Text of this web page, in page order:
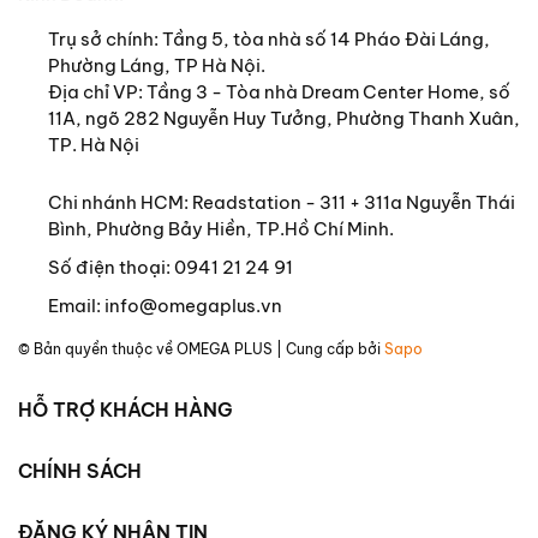
câu hỏi này không chỉ mang tính học thuật mà còn
có ý nghĩa thực tiễn trong việc định hướng sự phát
triển của AI.
Trụ sở chính: Tầng 5, tòa nhà số 14 Pháo Đài Láng,
Phường Láng, TP Hà Nội.
Địa chỉ VP: Tầng 3 - Tòa nhà Dream Center Home, số
11A, ngõ 282 Nguyễn Huy Tưởng, Phường Thanh Xuân,
TP. Hà Nội
Chi nhánh HCM: Readstation - 311 + 311a Nguyễn Thái
Bình, Phường Bảy Hiền, TP.Hồ Chí Minh.
Số điện thoại: 0941 21 24 91
Email: info@omegaplus.vn
© Bản quyền thuộc về OMEGA PLUS | Cung cấp bởi Sapo
HỖ TRỢ KHÁCH HÀNG
CHÍNH SÁCH
ĐĂNG KÝ NHẬN TIN